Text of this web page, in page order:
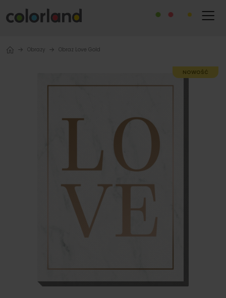
Obrazy Obraz Love Gold